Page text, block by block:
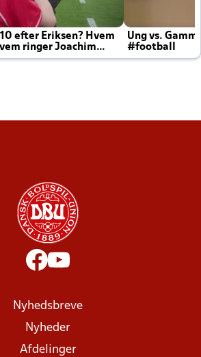
efter Eriksen? Hvem
ringer Joachim
Ung vs.
#football
Nyhedsbreve
Nyheder
Afdelinger